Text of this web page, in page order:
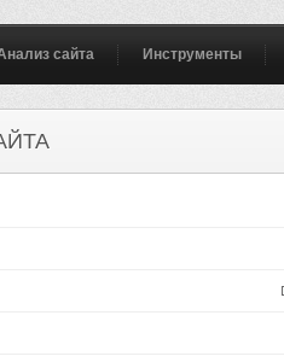
сайта Инструменты